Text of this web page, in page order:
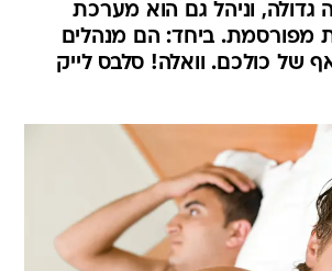
וניהל גם הוא מערכת
מפורסמת. ביחד: הם מנהלים
של כולכם. וואלה! סלבס לייק